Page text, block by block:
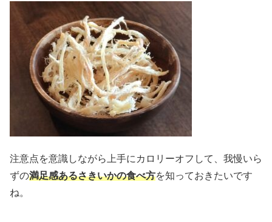
注意点を意識しながら上手にカロリーオフして、我慢いら
ずの満足感あるさきいかの食べ方を知っておきたいです
ね。